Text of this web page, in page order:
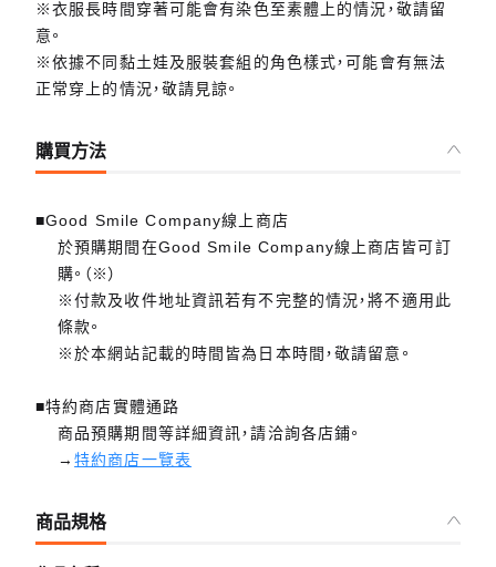
※衣服長時間穿著可能會有染色至素體上的情況，敬請留
意。
※依據不同黏土娃及服裝套組的角色樣式，可能會有無法
正常穿上的情況，敬請見諒。
購買方法
■Good Smile Company線上商店
於預購期間在Good Smile Company線上商店皆可訂
購。（※）
※付款及收件地址資訊若有不完整的情況，將不適用此
條款。
※於本網站記載的時間皆為日本時間，敬請留意。
■特約商店實體通路
商品預購期間等詳細資訊，請洽詢各店鋪。
→特約商店一覽表
商品規格